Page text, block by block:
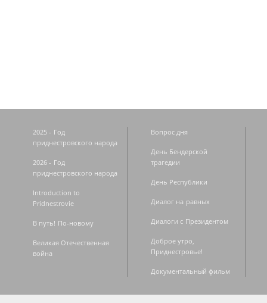
2025 - Год
приднестровского народа
2026 - Год
приднестровского народа
Introduction to
Pridnestrovie
В путь! По-новому
Великая Отечественная
война
Вопрос дня
День Бендерской
трагедии
День Республики
Диалог на равных
Диалоги с Президентом
Доброе утро,
Приднестровье!
Документальный фильм